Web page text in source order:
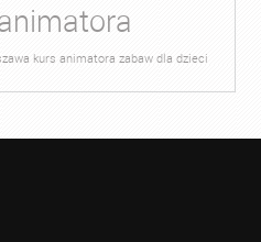
kurs animatora zabaw dla dzieci